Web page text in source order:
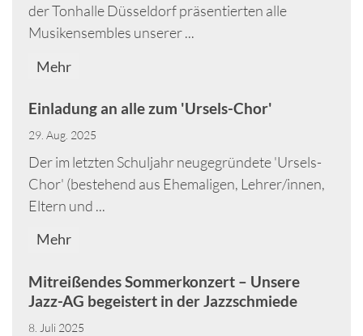
der Tonhalle Düsseldorf präsentierten alle
Musikensembles unserer ...
Mehr
Einladung an alle zum 'Ursels-Chor'
29. Aug. 2025
Der im letzten Schuljahr neugegründete 'Ursels-
Chor' (bestehend aus Ehemaligen, Lehrer/innen,
Eltern und ...
Mehr
Mitreißendes Sommerkonzert – Unsere
Jazz-AG begeistert in der Jazzschmiede
8. Juli 2025